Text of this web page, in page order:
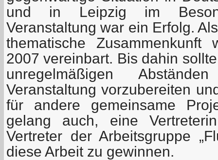
und in Leipzig im
Veranstaltung war ein Erfolg.
thematische
2007 vereinbart. Bis dahin
unregelmäßigen
Veranstaltung vorzubereiten
für andere gemeinsame
gelang auch, eine
Vertreter der Arbeitsgruppe
diese Arbeit zu gewinnen.